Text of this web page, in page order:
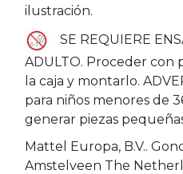
ilustración.
SE REQUIERE
ADULTO. Proceder con
la caja y montarlo.
para niños menores de
generar piezas
Mattel Europa, B.V..
Amstelveen The